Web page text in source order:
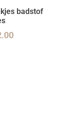
badstof